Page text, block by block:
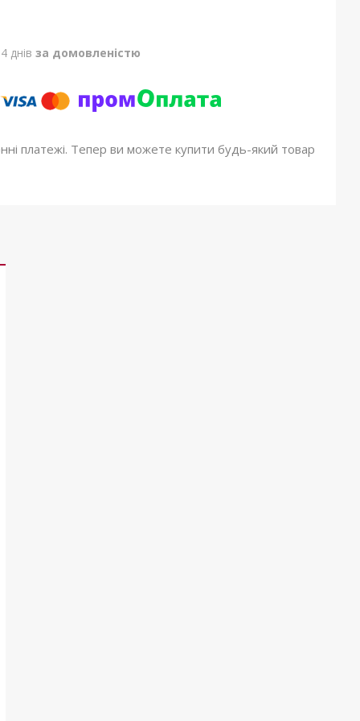
днів за домовленістю
платежі. Тепер ви можете купити будь-який товар